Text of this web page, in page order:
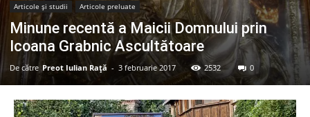
Articole şi studii Articole preluate
Minune recentă a Maicii Domnului prin
Icoana Grabnic Ascultătoare
De către Preot Iulian Raţă - 3 februarie 2017 2532 0